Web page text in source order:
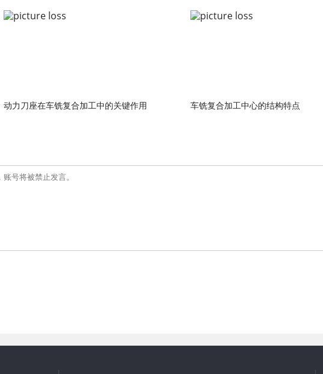
动力刀座在车铣复合加工中的关键作用 车铣复合加工中心的结构特点